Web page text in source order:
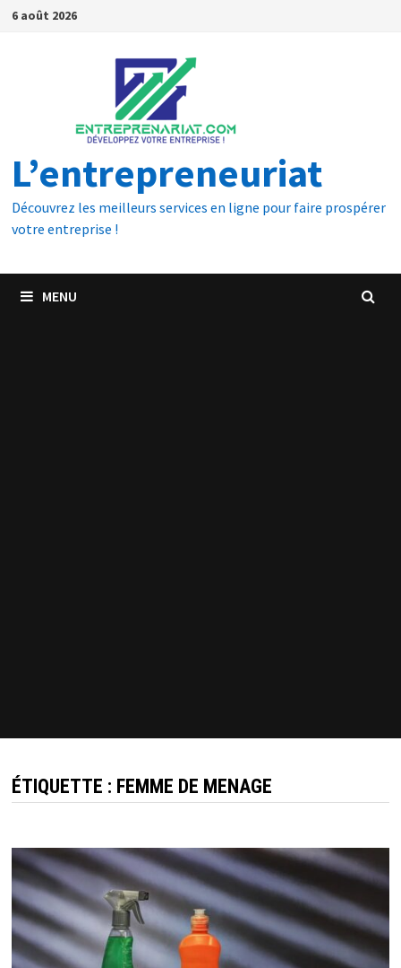
6 août 2026
L’entrepreneuriat
Découvrez les meilleurs services en ligne pour faire prospérer
votre entreprise !
MENU
ÉTIQUETTE : FEMME DE MENAGE